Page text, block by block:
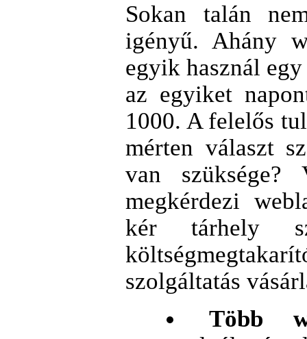
Sokan talán
igényű. Ahány
egyik használ
az egyiket
1000. A felelős
mérten választ
van
megkérdezi
kér tárhely
szolgáltatás
Több